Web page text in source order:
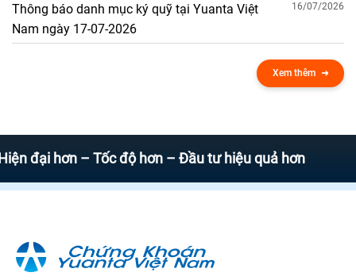
Thông báo danh mục ký quỹ tại Yuanta Việt
Nam ngày 17-07-2026
16/07/2026
Xem thêm
– Tốc độ hơn – Đầu tư hiệu quả hơn